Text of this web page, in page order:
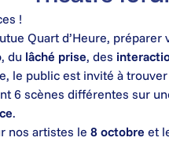
!
Quart d’Heure,
, du lâché prise, des
le public est invité à
6 scènes différentes sur
.
nos artistes le 8 octobre et